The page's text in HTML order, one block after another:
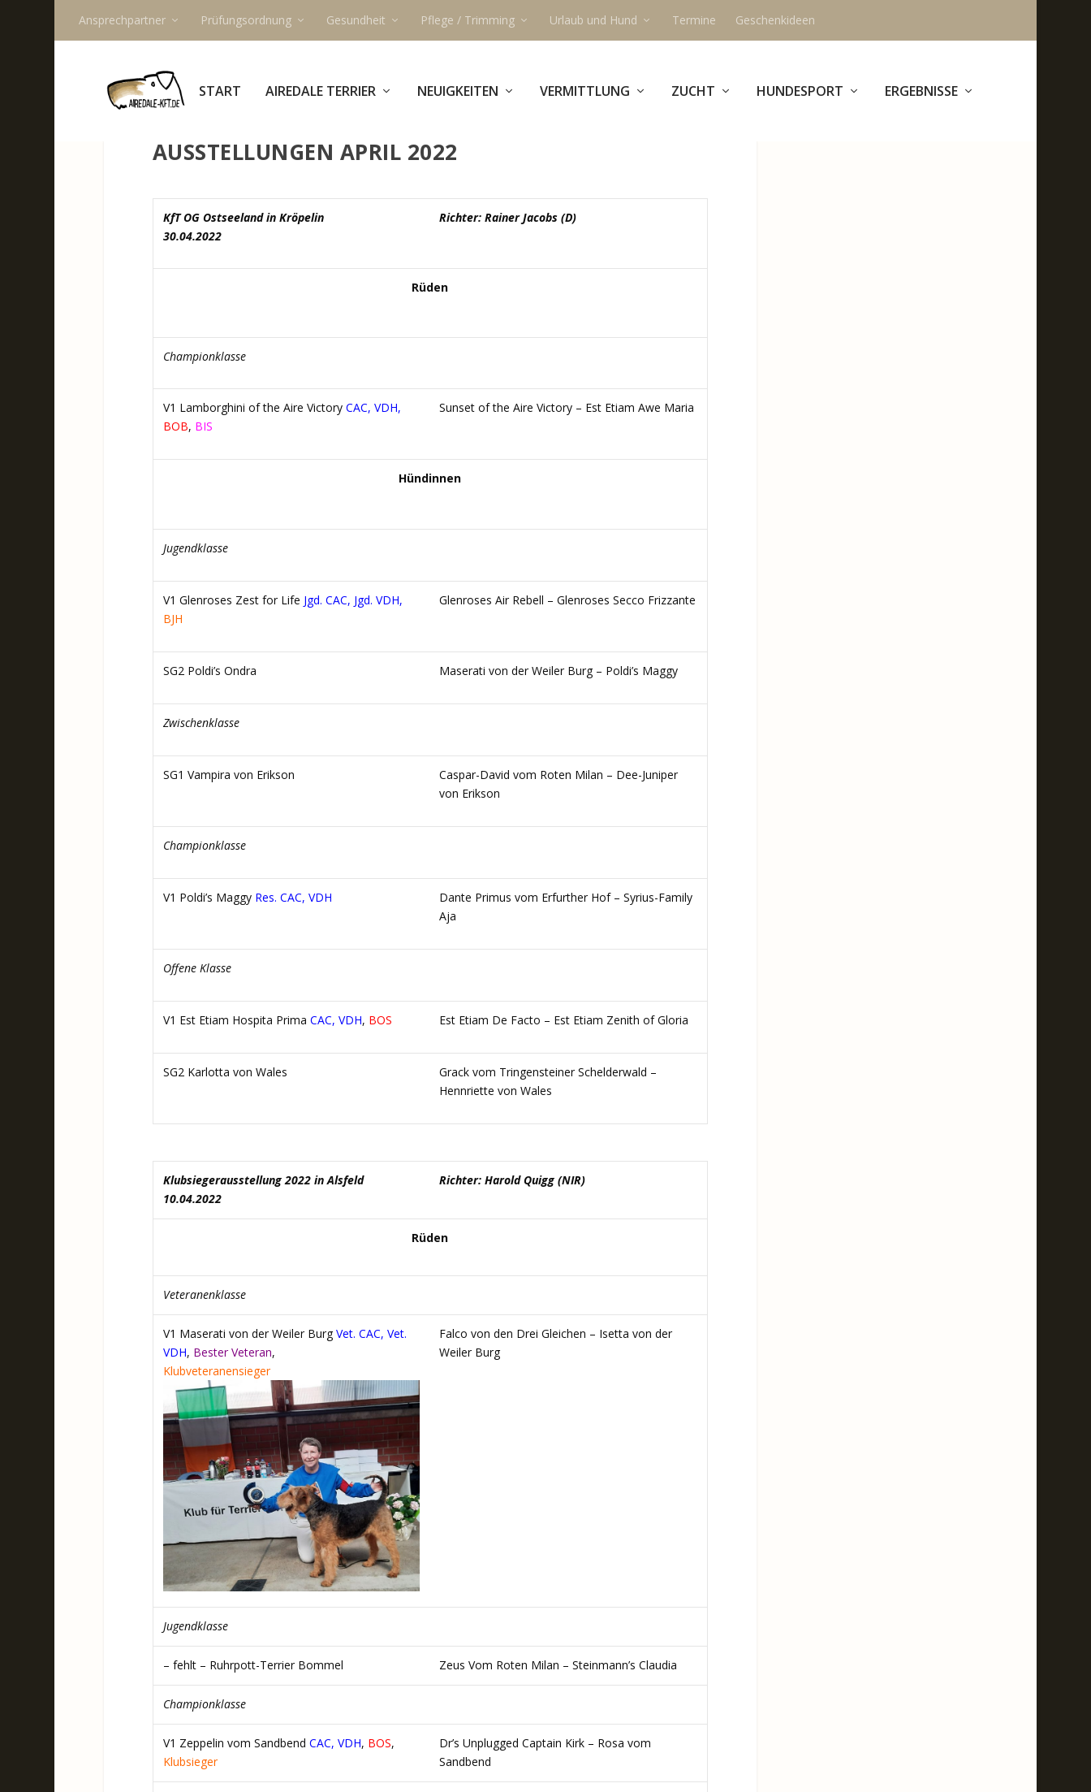
Ansprechpartner Prüfungsordnung Gesundheit Pflege / Trimming Urlaub und Hund Termine Geschenkideen
START AIREDALE TERRIER NEUIGKEITEN VERMITTLUNG ZUCHT HUNDESPORT ERGEBNISSE
AUSSTELLUNGEN APRIL 2022
KfT OG Ostseeland in Kröpelin
30.04.2022
Richter: Rainer Jacobs (D)
Rüden
Championklasse
V1 Lamborghini of the Aire Victory CAC, VDH,
BOB, BIS
Sunset of the Aire Victory – Est Etiam Awe Maria
Hündinnen
Jugendklasse
V1 Glenroses Zest for Life Jgd. CAC, Jgd. VDH,
BJH
Glenroses Air Rebell – Glenroses Secco Frizzante
SG2 Poldi’s Ondra Maserati von der Weiler Burg – Poldi’s Maggy
Zwischenklasse
SG1 Vampira von Erikson
Caspar-David vom Roten Milan – Dee-Juniper
von Erikson
Championklasse
V1 Poldi’s Maggy Res. CAC, VDH
Dante Primus vom Erfurther Hof – Syrius-Family
Aja
Offene Klasse
V1 Est Etiam Hospita Prima CAC, VDH, BOS Est Etiam De Facto – Est Etiam Zenith of Gloria
SG2 Karlotta von Wales
Grack vom Tringensteiner Schelderwald –
Hennriette von Wales
Klubsiegerausstellung 2022 in Alsfeld
10.04.2022
Richter: Harold Quigg (NIR)
Rüden
Veteranenklasse
V1 Maserati von der Weiler Burg Vet. CAC, Vet.
VDH, Bester Veteran,
Klubveteranensieger
Falco von den Drei Gleichen – Isetta von der
Weiler Burg
Jugendklasse
– fehlt – Ruhrpott-Terrier Bommel Zeus Vom Roten Milan – Steinmann’s Claudia
Championklasse
V1 Zeppelin vom Sandbend CAC, VDH, BOS,
Klubsieger
Dr’s Unplugged Captain Kirk – Rosa vom
Sandbend